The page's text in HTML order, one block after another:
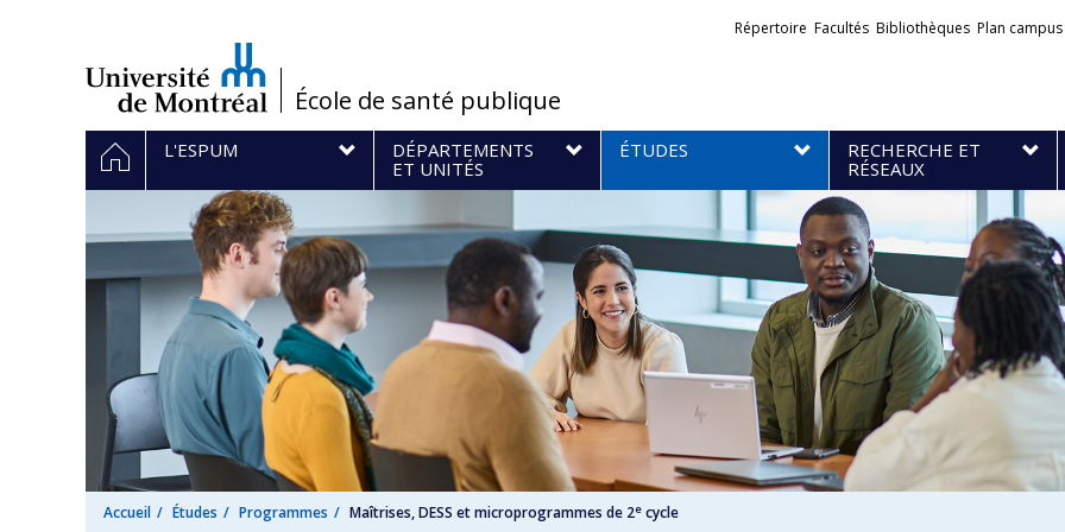
/École de santé publique
Liens
Répertoire Facultés Bibliothèques Plan campus
Navigation
principale
ACCUEIL
L'ESPUM
DÉPARTEMENTS
ET UNITÉS
ÉTUDES
RECHERCHE ET
RÉSEAUX
Accueil Études Programmes Maîtrises, DESS et microprogrammes de 2e cycle